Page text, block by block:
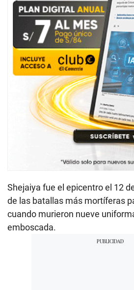
Shejaiya fue el epicentro el 12
de las batallas más mortíferas
cuando murieron nueve
emboscada.